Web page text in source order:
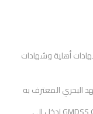
أهلية وشهادات
البحري المعترف به